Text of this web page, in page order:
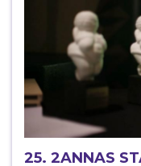
25. 2ANNAS